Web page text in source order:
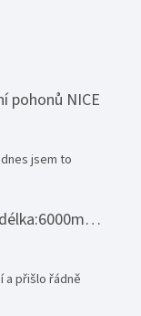
pohonů NICE
jsem to
Nerezové zábradlí - set (délka:6000mm x výška:1000mm)
a přišlo řádně